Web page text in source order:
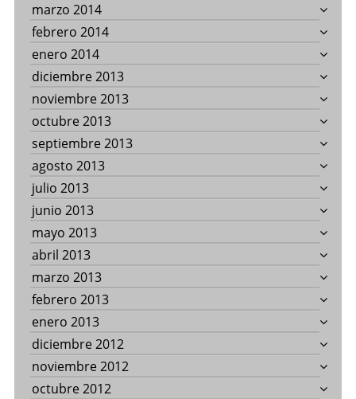
marzo 2014
febrero 2014
enero 2014
diciembre 2013
noviembre 2013
octubre 2013
septiembre 2013
agosto 2013
julio 2013
junio 2013
mayo 2013
abril 2013
marzo 2013
febrero 2013
enero 2013
diciembre 2012
noviembre 2012
octubre 2012